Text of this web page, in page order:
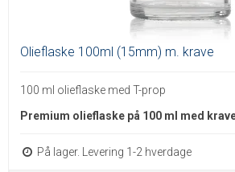
Olieflaske 100ml (15mm) m. krave
100 ml olieflaske med T-prop
Premium olieflaske på 100 ml med
På lager. Levering 1-2 hverdage